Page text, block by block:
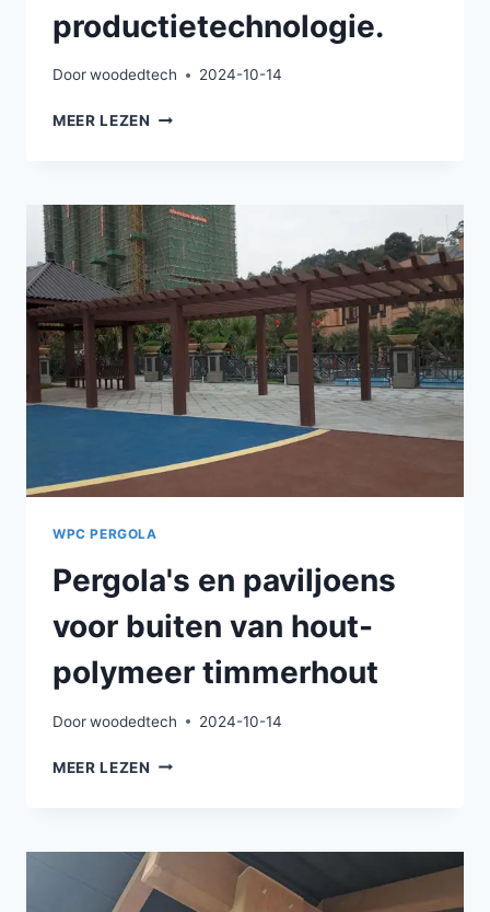
productietechnologie.
Doorwoodedtech 2024-10-14
MEER LEZEN DE
HOUT
KUNSTSTOF
COMPOSIET
VERTEGENWOORDIGT
EEN
HOOG
NIVEAU
VAN
PRODUCTIETECHNOLOGIE.
WPC PERGOLA
Pergola's en paviljoens
voor buiten van hout-
polymeer timmerhout
Doorwoodedtech 2024-10-14
MEER LEZEN PERGOLA'S
BUITEN
VAN
HOUT-